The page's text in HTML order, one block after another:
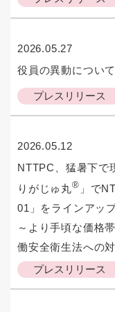
2026.05.27
プレスリリース
役員の異動について
2026.05.12
プレスリリース
NTTPC、猛暑下で
りがじゅ丸® 」で
01」をラインアッ
～より手頃な価格
働安全衛生法への